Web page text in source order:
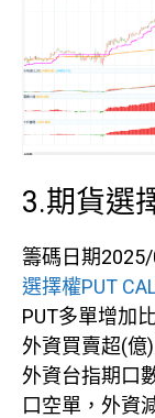
3.期貨選
籌碼日期
選擇權PUT
PUT多單增加
外資買賣超(億
外資台指期口
口空單，外資